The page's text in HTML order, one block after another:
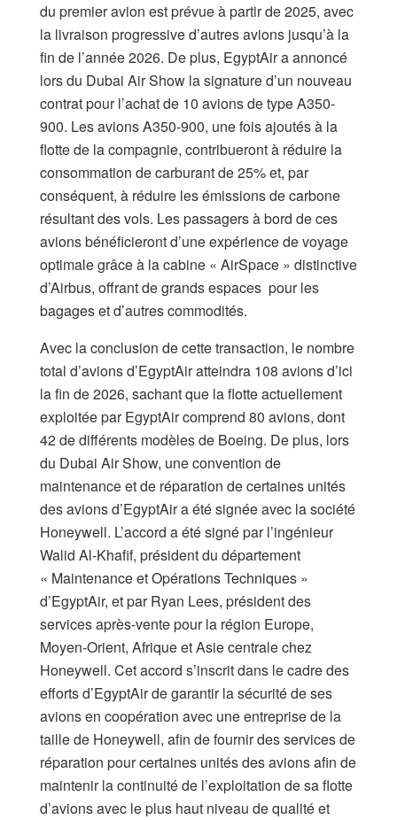
du premier avion est prévue à partir de 2025, avec
la livraison progressive d’autres avions jusqu’à la
fin de l’année 2026. De plus, EgyptAir a annoncé
lors du Dubai Air Show la signature d’un nouveau
contrat pour l’achat de 10 avions de type A350-
900. Les avions A350-900, une fois ajoutés à la
flotte de la compagnie, contribueront à réduire la
consommation de carburant de 25% et, par
conséquent, à réduire les émissions de carbone
résultant des vols. Les passagers à bord de ces
avions bénéficieront d’une expérience de voyage
optimale grâce à la cabine « AirSpace » distinctive
d’Airbus, offrant de grands espaces pour les
bagages et d’autres commodités.
Avec la conclusion de cette transaction, le nombre
total d’avions d’EgyptAir atteindra 108 avions d’ici
la fin de 2026, sachant que la flotte actuellement
exploitée par EgyptAir comprend 80 avions, dont
42 de différents modèles de Boeing. De plus, lors
du Dubai Air Show, une convention de
maintenance et de réparation de certaines unités
des avions d’EgyptAir a été signée avec la société
Honeywell. L’accord a été signé par l’ingénieur
Walid Al-Khafif, président du département
« Maintenance et Opérations Techniques »
d’EgyptAir, et par Ryan Lees, président des
services après-vente pour la région Europe,
Moyen-Orient, Afrique et Asie centrale chez
Honeywell. Cet accord s’inscrit dans le cadre des
efforts d’EgyptAir de garantir la sécurité de ses
avions en coopération avec une entreprise de la
taille de Honeywell, afin de fournir des services de
réparation pour certaines unités des avions afin de
maintenir la continuité de l’exploitation de sa flotte
d’avions avec le plus haut niveau de qualité et